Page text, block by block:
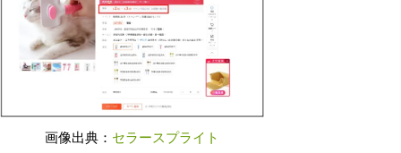
画像出典： セラースプライト